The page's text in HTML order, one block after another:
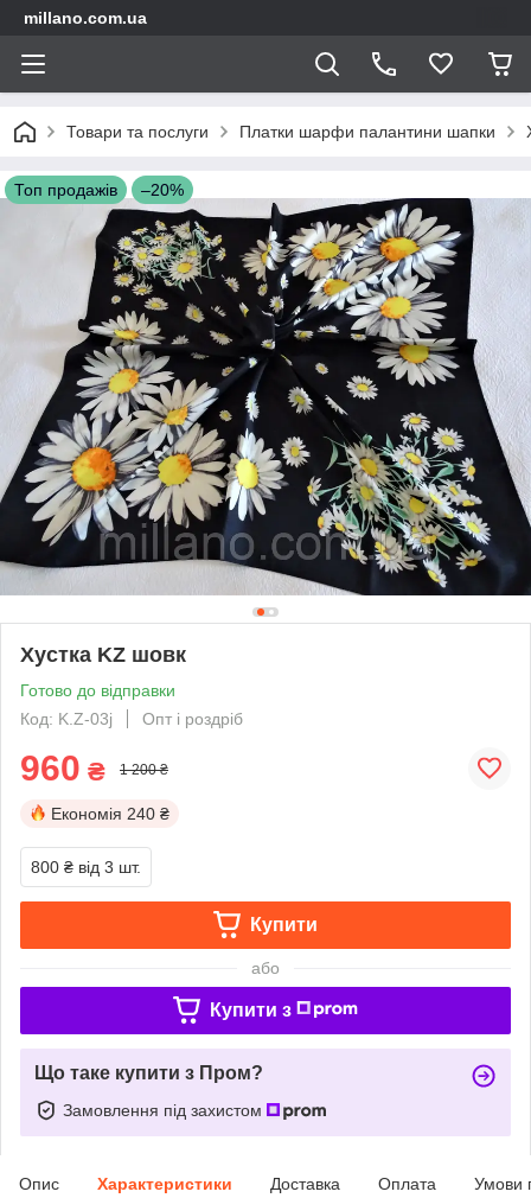
millano.com.ua
Товари та послуги Платки шарфи палантини шапки
Топ продажів –20%
Хустка KZ шовк
Готово до відправки
Код: K.Z-03j
Опт і роздріб
960 ₴ 1 200 ₴
Економія 240 ₴
800 ₴ від 3 шт.
Купити
або
Купити з
Що таке купити з Пром?
Замовлення під захистом
Опис Характеристики Доставка Оплата Умови